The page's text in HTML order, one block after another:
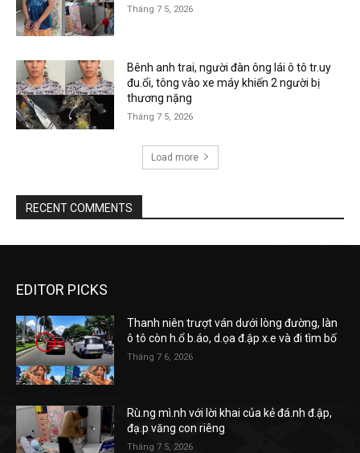
Tháng 7 5, 2026
Bênh anh trai, người đàn ông lái ô tô tr.uy
đu.ổi, tông vào xe máy khiến 2 người bị
thương nặng
Tháng 7 5, 2026
Load more
RECENT COMMENTS
EDITOR PICKS
Thanh niên trượt ván dưới lòng đường, làn
ô tô còn h.ổ b.áo, d.ọa đ.ập x.e và đi tìm bố
Tháng 7 6, 2026
Rù.ng mì.nh với lời khai của kẻ đá.nh đ.ập,
đạ.p văng con riêng
Tháng 7 5, 2026